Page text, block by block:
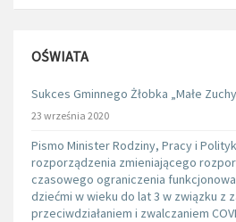
OŚWIATA
Sukces Gminnego Żłobka „Małe
23 września 2020
Pismo Minister Rodziny, Pracy i
rozporządzenia zmieniającego
czasowego ograniczenia
dziećmi w wieku do lat 3 w związku z
przeciwdziałaniem i zwalczaniem